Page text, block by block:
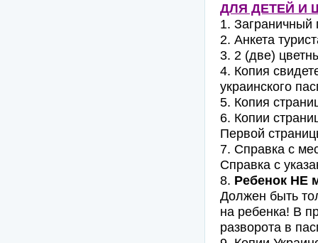
ДЛЯ ДЕТЕЙ И
1. Заграничный
2. Анкета
3. 2 (две)
4. Копия
украинского
5. Копия
6. Копии
Первой
7. Справка с
Справка с
8. Ребенок НЕ
Должен быть
на ребенка! В
разворота в